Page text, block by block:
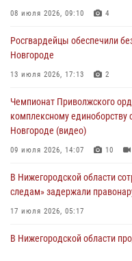
Нижегородские
13 июля 2026, 06:45
Росгвардейцы
08 июля 2026, 09:10 4
Росгвардейцы обеспечили
Новгороде
13 июля 2026, 17:13 2
Чемпионат Приволжского
комплексному
Новгороде (видео)
09 июля 2026, 14:07 10
В Нижегородской области
следам» задержали
17 июля 2026, 05:17
В Нижегородской области